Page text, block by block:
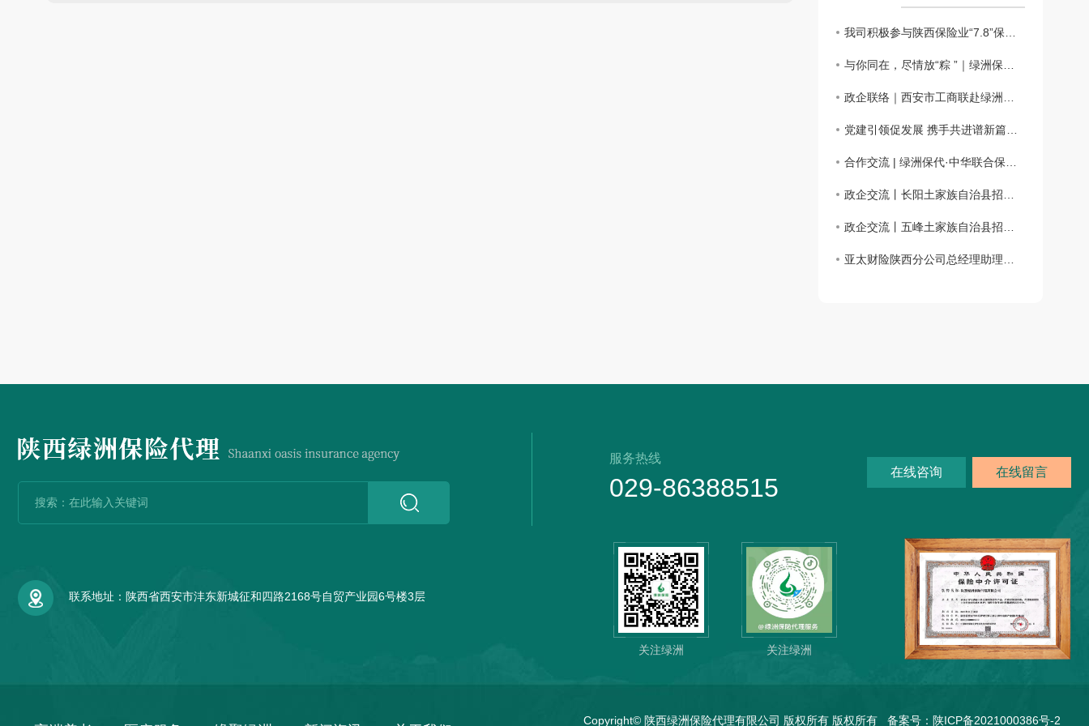
我司积极参与陕西保险业“7.8”保险公益科普嘉年华活动
与你同在，尽情放“粽 ”｜绿洲保险代理端午仲夏日活动会圆满举办
政企联络｜西安市工商联赴绿洲保险代理、西安市宜昌商会调研座谈
党建引领促发展 携手共进谱新篇——主题党日活动
合作交流 | 绿洲保代·中华联合保险携手共话合作新篇章
政企交流丨长阳土家族自治县招商考察团一行来访绿洲保险代理
政企交流丨五峰土家族自治县招商考察团一行来访绿洲保险代理
亚太财险陕西分公司总经理助理徐佩川一行来访交流
服务热线
029-86388515
在线咨询 在线留言
联系地址：陕西省西安市沣东新城征和四路2168号自贸产业园6号楼3层
关注绿洲 关注绿洲
Copyright© 陕西绿洲保险代理有限公司 版权所有 版权所有 备案号： 陕ICP备2021000386号-2